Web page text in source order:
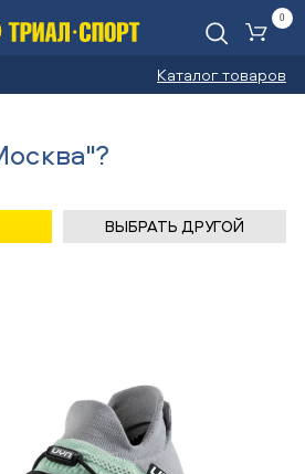
Каталог товаров
0
WOMAN FREE FLOW
ВЫБРАТЬ ДРУГОЙ